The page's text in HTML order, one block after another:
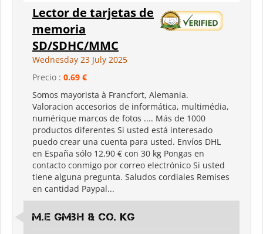
Lector de tarjetas de
memoria
SD/SDHC/MMC
Wednesday 23 July 2025
Precio : 0.69 €
Somos mayorista à Francfort, Alemania.
Valoracion accesorios de informática, multimédia,
numérique marcos de fotos .... Más de 1000
productos diferentes Si usted está interesado
puedo crear una cuenta para usted. Envíos DHL
en España sólo 12,90 € con 30 kg Pongas en
contacto conmigo por correo electrónico Si usted
tiene alguna pregunta. Saludos cordiales Remises
en cantidad Paypal...
M.E GmbH & Co. KG